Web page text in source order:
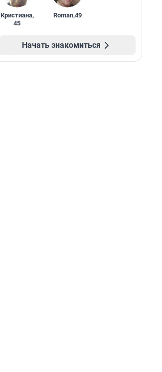
Кристиана,
45
Roman,49
Начать знакомиться